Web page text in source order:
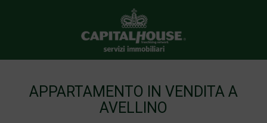
APPARTAMENTO IN VENDITA A
AVELLINO